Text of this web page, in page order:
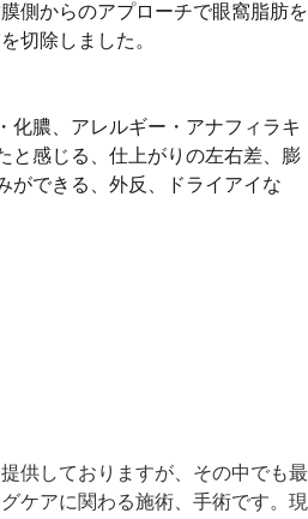
側からのアプローチで眼窩脂肪を
切除しました。
化膿、アレルギー・アナフィラキ
と感じる、仕上がりの左右差、膨
ができる、外反、ドライアイな
供しておりますが、その中でも最
ケアに関わる施術、手術です。現